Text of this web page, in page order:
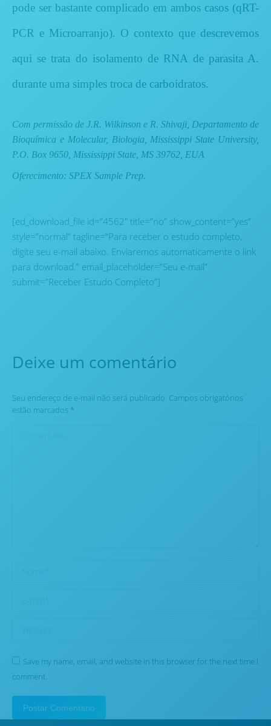
pode ser bastante complicado em ambos casos (qRT-
PCR e Microarranjo). O contexto que descrevemos
aqui se trata do isolamento de RNA de parasita A.
durante uma simples troca de carboidratos.
Com permissão de J.R. Wilkinson e R. Shivaji, Departamento de
Bioquímica e Molecular, Biologia, Mississippi State University,
P.O. Box 9650, Mississippi State, MS 39762, EUA
Oferecimento: SPEX Sample Prep.
[ed_download_file id=”4562″ title=”no” show_content=”yes”
style=”normal” tagline=”Para receber o estudo completo,
digite seu e-mail abaixo. Enviaremos automaticamente o link
para download.” email_placeholder=”Seu e-mail”
submit=”Receber Estudo Completo”]
Deixe um comentário
Seu endereço de e-mail não será publicado. Campos obrigatórios
estão marcados *
Save my name, email, and website in this browser for the next time I
comment.
Postar Comentário